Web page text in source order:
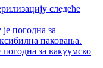
следеће
за вакуумско